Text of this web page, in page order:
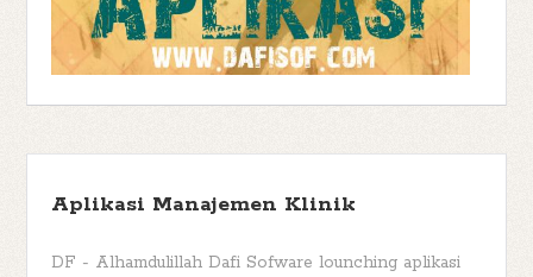
Aplikasi Manajemen Klinik
DF - Alhamdulillah Dafi Sofware lounching aplikasi